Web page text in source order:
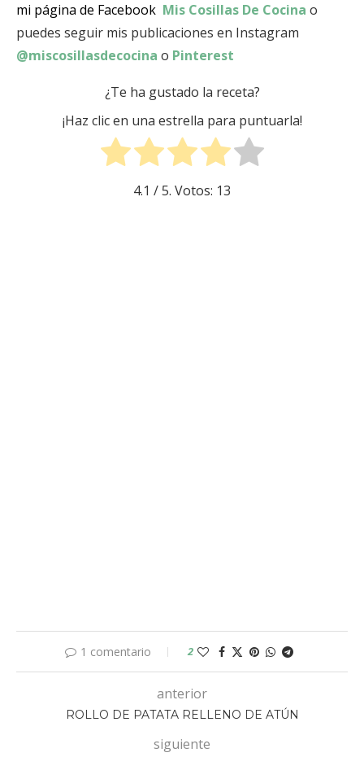
mi página de Facebook Mis Cosillas De Cocina o
puedes seguir mis publicaciones en Instagram
@miscosillasdecocina o Pinterest
¿Te ha gustado la receta?
¡Haz clic en una estrella para puntuarla!
4.1 / 5. Votos: 13
1 comentario 2
anterior
ROLLO DE PATATA RELLENO DE ATÚN
siguiente